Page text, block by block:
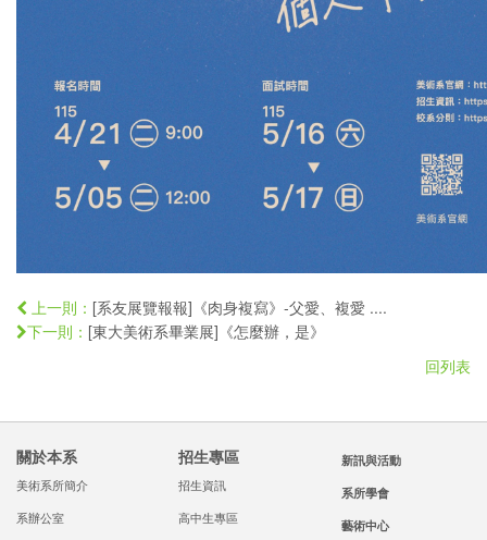
上一則： [系友展覽報報]《肉身複寫》-父愛、複愛 ....
下一則： [東大美術系畢業展]《怎麼辦，是》
回列表
關於本系
美術系所簡介
系辦公室
招生專區
招生資訊
高中生專區
新訊與活動
系所學會
藝術中心